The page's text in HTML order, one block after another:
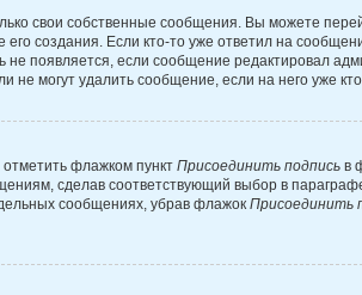
свои собственные сообщения. Вы можете
создания. Если кто-то уже ответил на
не появляется, если сообщение редактировал
могут удалить сообщение, если на него уже
флажком пункт Присоединить подпись в
сделав соответствующий выбор в
сообщениях, убрав флажок Присоединить